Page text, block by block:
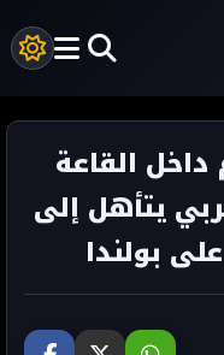
القاعة
يتأهل إلى
بولندا